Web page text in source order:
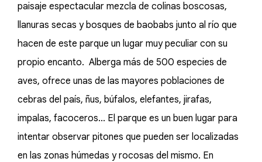
paisaje espectacular mezcla de colinas boscosas,
llanuras secas y bosques de baobabs junto al río que
hacen de este parque un lugar muy peculiar con su
propio encanto. Alberga más de 500 especies de
aves, ofrece unas de las mayores poblaciones de
cebras del país, ñus, búfalos, elefantes, jirafas,
impalas, facoceros... El parque es un buen lugar para
intentar observar pitones que pueden ser localizadas
en las zonas húmedas y rocosas del mismo. En